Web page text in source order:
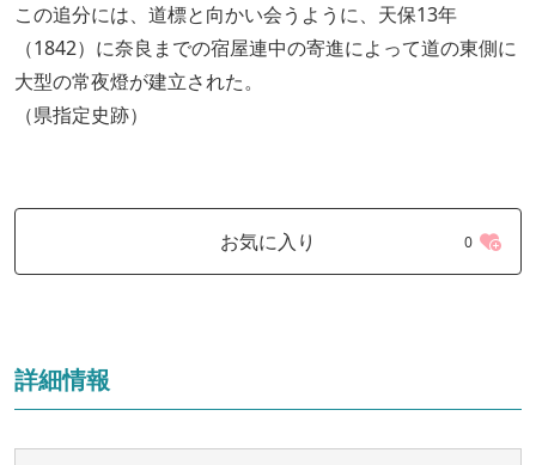
この追分には、道標と向かい会うように、天保13年
（1842）に奈良までの宿屋連中の寄進によって道の東側に
大型の常夜燈が建立された。
（県指定史跡）
お気に入り 0
詳細情報